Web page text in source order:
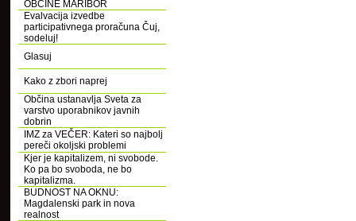
OBČINE MARIBOR
Evalvacija izvedbe
participativnega proračuna Čuj,
sodeluj!
Glasuj
Kako z zbori naprej
Občina ustanavlja Sveta za
varstvo uporabnikov javnih
dobrin
IMZ za VEČER: Kateri so najbolj
pereči okoljski problemi
Kjer je kapitalizem, ni svobode.
Ko pa bo svoboda, ne bo
kapitalizma.
BUDNOST NA OKNU:
Magdalenski park in nova
realnost